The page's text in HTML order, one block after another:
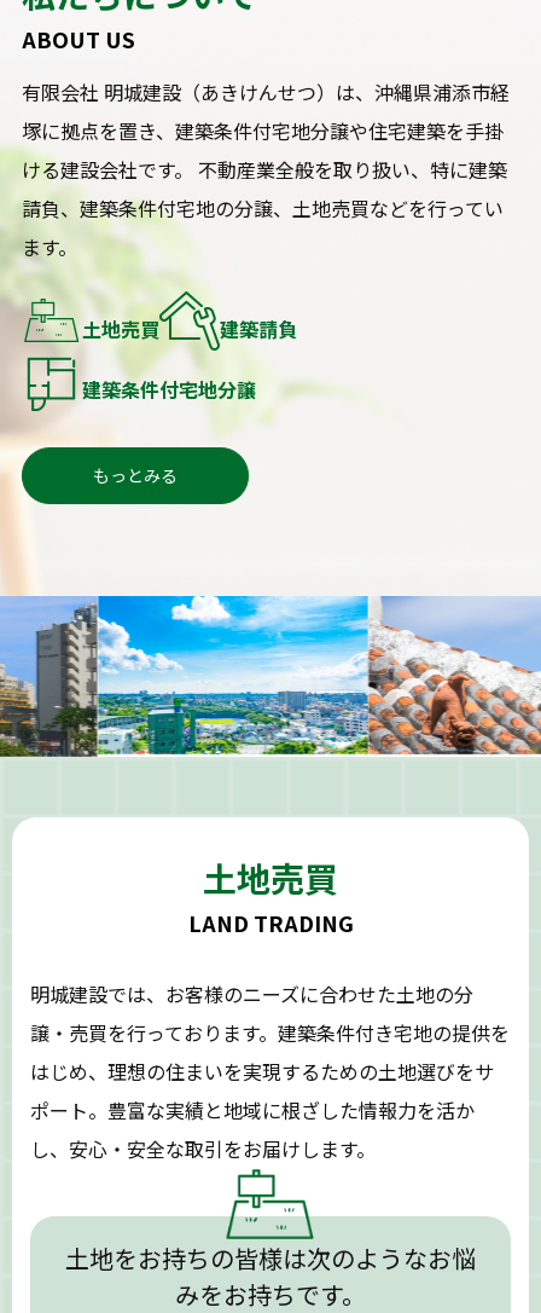
ABOUT US
有限会社 明城建設（あきけんせつ）は、沖縄県浦添市経
塚に拠点を置き、建築条件付宅地分譲や住宅建築を手掛
ける建設会社です。 不動産業全般を取り扱い、特に建築
請負、建築条件付宅地の分譲、土地売買などを行ってい
ます。
土地売買 建築請負
建築条件付宅地分譲
もっとみる
土地売買
LAND TRADING
明城建設では、お客様のニーズに合わせた土地の分
譲・売買を行っております。建築条件付き宅地の提供を
はじめ、理想の住まいを実現するための土地選びをサ
ポート。豊富な実績と地域に根ざした情報力を活か
し、安心・安全な取引をお届けします。
土地をお持ちの皆様は次のようなお悩
みをお持ちです。